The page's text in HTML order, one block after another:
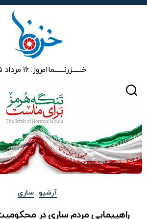
خـــــــزرنـــــــماامروز: ۱۶ مرداد ۱۴۰۵
دسته‌ها آرشیو ساری
راهپیمایی مردم ساری در